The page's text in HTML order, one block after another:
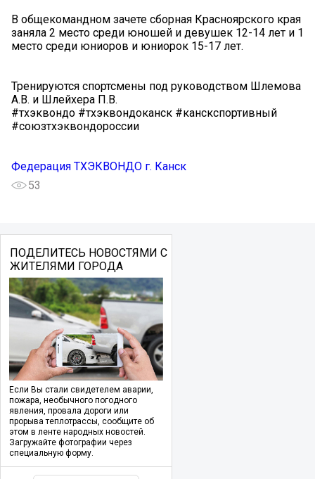
В общекомандном зачете сборная Красноярского края
заняла 2 место среди юношей и девушек 12-14 лет и 1
место среди юниоров и юниорок 15-17 лет.
Тренируются спортсмены под руководством Шлемова
А.В. и Шлейхера П.В.
#тхэквондо #тхэквондоканск #канскспортивный
#союзтхэквондороссии
Федерация ТХЭКВОНДО г. Канск
53
ПОДЕЛИТЕСЬ НОВОСТЯМИ С
ЖИТЕЛЯМИ ГОРОДА
Если Вы стали свидетелем аварии,
пожара, необычного погодного
явления, провала дороги или
прорыва теплотрассы, сообщите об
этом в ленте народных новостей.
Загружайте фотографии через
специальную форму.